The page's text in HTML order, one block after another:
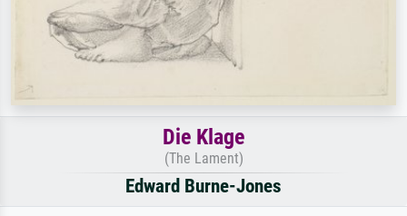
Die Klage
(The Lament)
Edward Burne-Jones